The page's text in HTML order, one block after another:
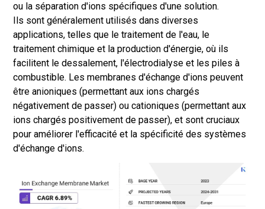
ou la séparation d'ions spécifiques d'une solution.
Ils sont généralement utilisés dans diverses
applications, telles que le traitement de l'eau, le
traitement chimique et la production d'énergie, où ils
facilitent le dessalement, l'électrodialyse et les piles à
combustible. Les membranes d'échange d'ions peuvent
être anioniques (permettant aux ions chargés
négativement de passer) ou cationiques (permettant aux
ions chargés positivement de passer), et sont cruciaux
pour améliorer l'efficacité et la spécificité des systèmes
d'échange d'ions.